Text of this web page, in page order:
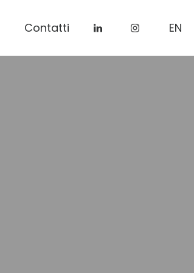
Contatti EN